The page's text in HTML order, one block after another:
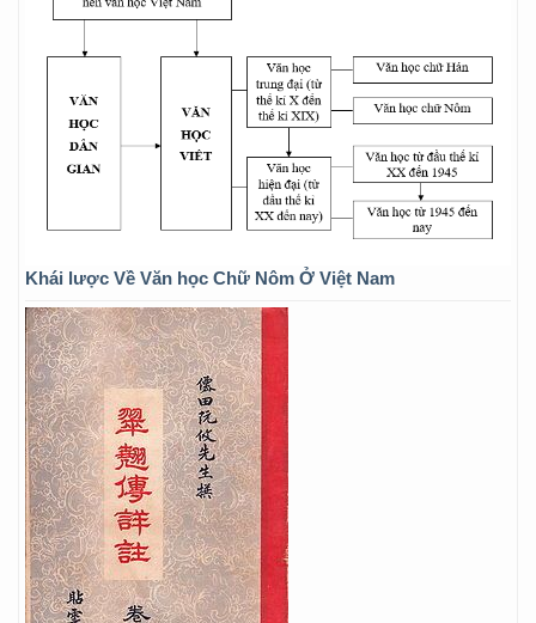
Khái lược Về Văn học Chữ Nôm Ở Việt Nam